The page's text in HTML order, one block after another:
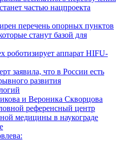
частью нацпроекта
перечень опорных пунктов
станут базой для
роботизирует аппарат HIFU-
заявила, что в России есть
развития
и Вероника Скворцова
референсный центр
медицины в наукограде